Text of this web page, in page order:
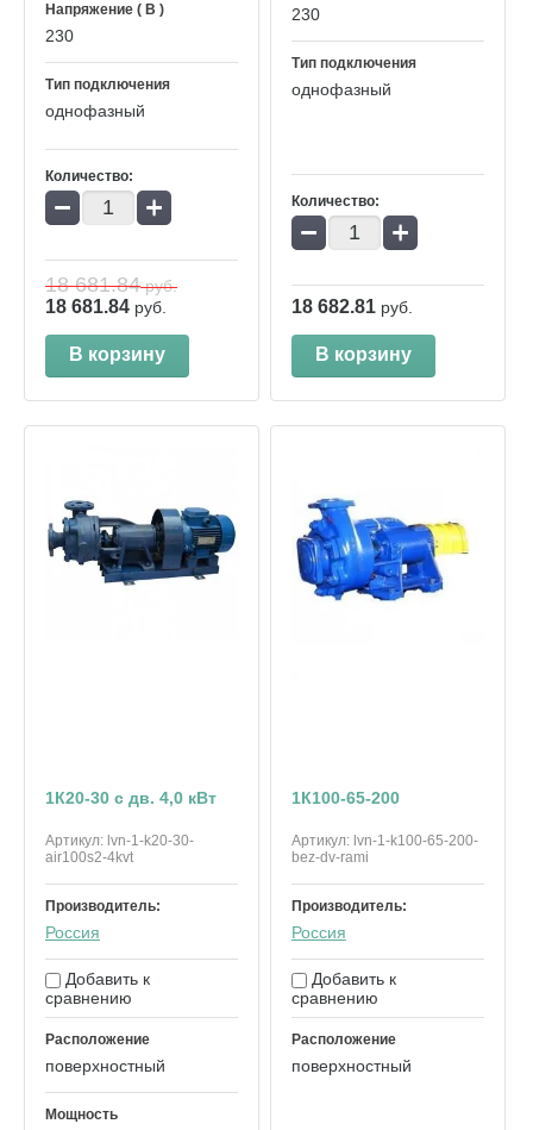
Напряжение ( В )
230
Тип подключения
однофазный
Количество:
− +
18 681.84руб.
18 681.84 руб.
В корзину
230
Тип подключения
однофазный
Количество:
− +
18 682.81 руб.
В корзину
1К20-30 с дв. 4,0 кВт
Артикул: lvn-1-k20-30-
air100s2-4kvt
Производитель:
Россия
Добавить к
сравнению
Расположение
поверхностный
Мощность
1К100-65-200
Артикул:lvn-1-k100-65-200-
bez-dv-rami
Производитель:
Россия
Добавить к
сравнению
Расположение
поверхностный